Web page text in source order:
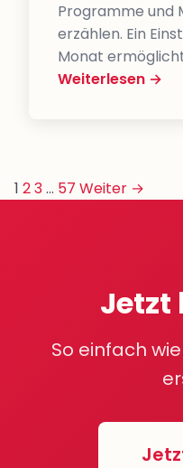
Programme und
erzählen. Ein
Monat
Weiterlesen →
1 23… 57 Weiter →
Jetzt
So einfach